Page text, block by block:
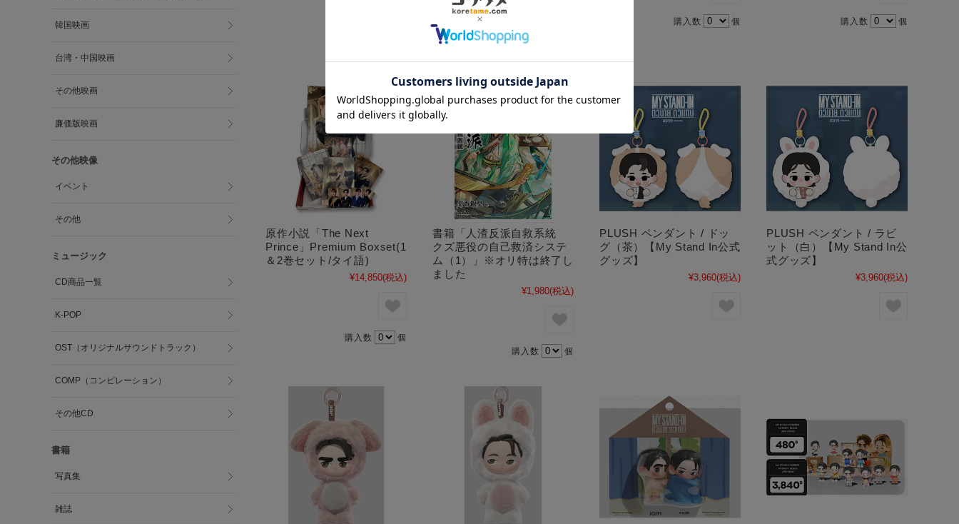
購入数 個 購入数 個
原作小説「The Next
Prince」Premium Boxset(1
＆2巻セット/タイ語)
¥14,850(税込)
購入数 個
書籍「人渣反派自救系統
クズ悪役の自己救済システ
ム（1）」※オリ特は終了し
ました
¥1,980(税込)
購入数 個
PLUSH ペンダント / ドッ
グ（茶）【My Stand In公式
グッズ】
¥3,960(税込)
PLUSH ペンダント / ラビ
ット（白）【My Stand In公
式グッズ】
¥3,960(税込)
韓国映画
台湾・中国映画
その他映画
廉価版映画
その他映像
イベント
その他
ミュージック
CD商品一覧
K-POP
OST（オリジナルサウンドトラック）
COMP（コンピレーション）
その他CD
書籍
写真集
雑誌